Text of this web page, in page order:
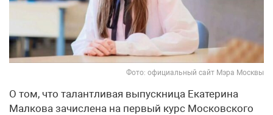
Фото: официальный сайт Мэра Москвы
О том, что талантливая выпускница Екатерина
Малкова зачислена на первый курс Московского